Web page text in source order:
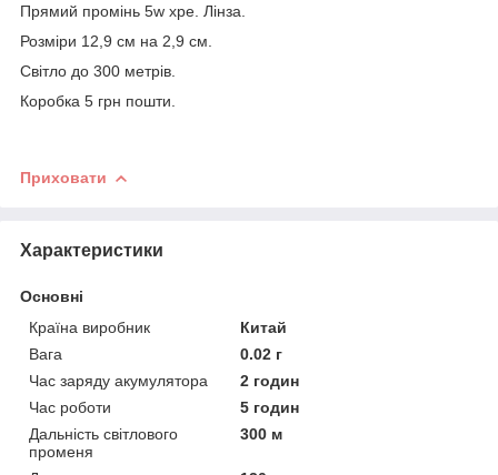
Прямий промінь 5w xpe. Лінза.
Розміри 12,9 см на 2,9 см.
Світло до 300 метрів.
Коробка 5 грн пошти.
Приховати
Характеристики
Основні
Країна виробник
Китай
Вага
0.02 г
Час заряду акумулятора
2 годин
Час роботи
5 годин
Дальність світлового
променя
300 м